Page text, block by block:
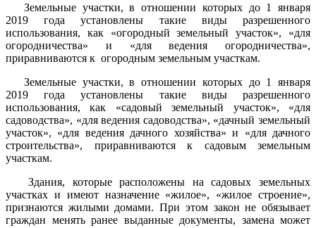
Земельные участки, в отношении которых до 1 января
2019 года установлены такие виды разрешенного
использования, как «огородный земельный участок», «для
огородничества» и «для ведения огородничества»,
приравниваются к огородным земельным участкам.
Земельные участки, в отношении которых до 1 января
2019 года установлены такие виды разрешенного
использования, как «садовый земельный участок», «для
садоводства», «для ведения садоводства», «дачный земельный
участок», «для ведения дачного хозяйства» и «для дачного
строительства», приравниваются к садовым земельным
участкам.
Здания, которые расположены на садовых земельных
участках и имеют назначение «жилое», «жилое строение»,
признаются жилыми домами. При этом закон не обязывает
граждан менять ранее выданные документы, замена может